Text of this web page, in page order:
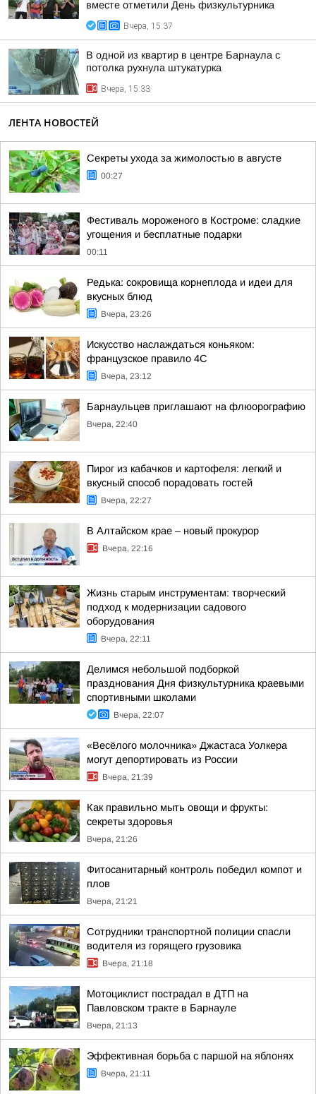
вместе отметили День физкультурника
Вчера, 15:37
В одной из квартир в центре Барнаула с
потолка рухнула штукатурка
Вчера, 15:33
ЛЕНТА НОВОСТЕЙ
Секреты ухода за жимолостью в августе
00:27
Фестиваль мороженого в Костроме: сладкие
угощения и бесплатные подарки
00:11
Редька: сокровища корнеплода и идеи для
вкусных блюд
Вчера, 23:26
Искусство наслаждаться коньяком:
французское правило 4С
Вчера, 23:12
Барнаульцев приглашают на флюорографию
Вчера, 22:40
Пирог из кабачков и картофеля: легкий и
вкусный способ порадовать гостей
Вчера, 22:27
В Алтайском крае – новый прокурор
Вчера, 22:16
Жизнь старым инструментам: творческий
подход к модернизации садового
оборудования
Вчера, 22:11
Делимся небольшой подборкой
празднования Дня физкультурника краевыми
спортивными школами
Вчера, 22:07
«Весёлого молочника» Джастаса Уолкера
могут депортировать из России
Вчера, 21:39
Как правильно мыть овощи и фрукты:
секреты здоровья
Вчера, 21:26
Фитосанитарный контроль победил компот и
плов
Вчера, 21:21
Сотрудники транспортной полиции спасли
водителя из горящего грузовика
Вчера, 21:18
Мотоциклист пострадал в ДТП на
Павловском тракте в Барнауле
Вчера, 21:13
Эффективная борьба с паршой на яблонях
Вчера, 21:11